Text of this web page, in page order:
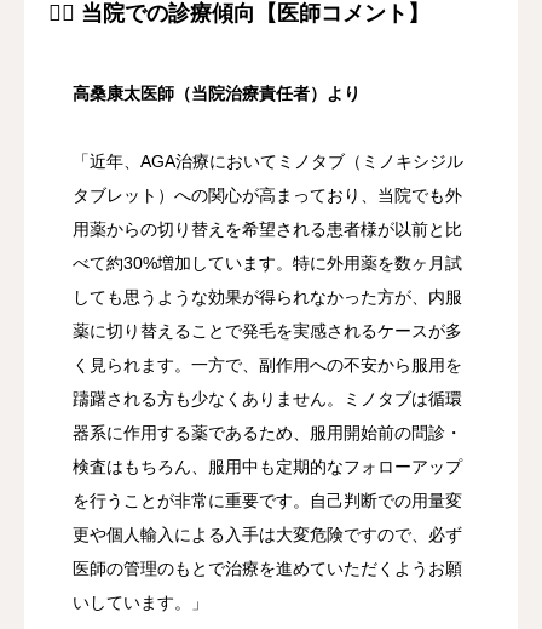
👨‍⚕️ 当院での診療傾向【医師コメント】
高桑康太医師（当院治療責任者）より
「近年、AGA治療においてミノタブ（ミノキシジル
タブレット）への関心が高まっており、当院でも外
用薬からの切り替えを希望される患者様が以前と比
べて約30%増加しています。特に外用薬を数ヶ月試
しても思うような効果が得られなかった方が、内服
薬に切り替えることで発毛を実感されるケースが多
く見られます。一方で、副作用への不安から服用を
躊躇される方も少なくありません。ミノタブは循環
器系に作用する薬であるため、服用開始前の問診・
検査はもちろん、服用中も定期的なフォローアップ
を行うことが非常に重要です。自己判断での用量変
更や個人輸入による入手は大変危険ですので、必ず
医師の管理のもとで治療を進めていただくようお願
いしています。」